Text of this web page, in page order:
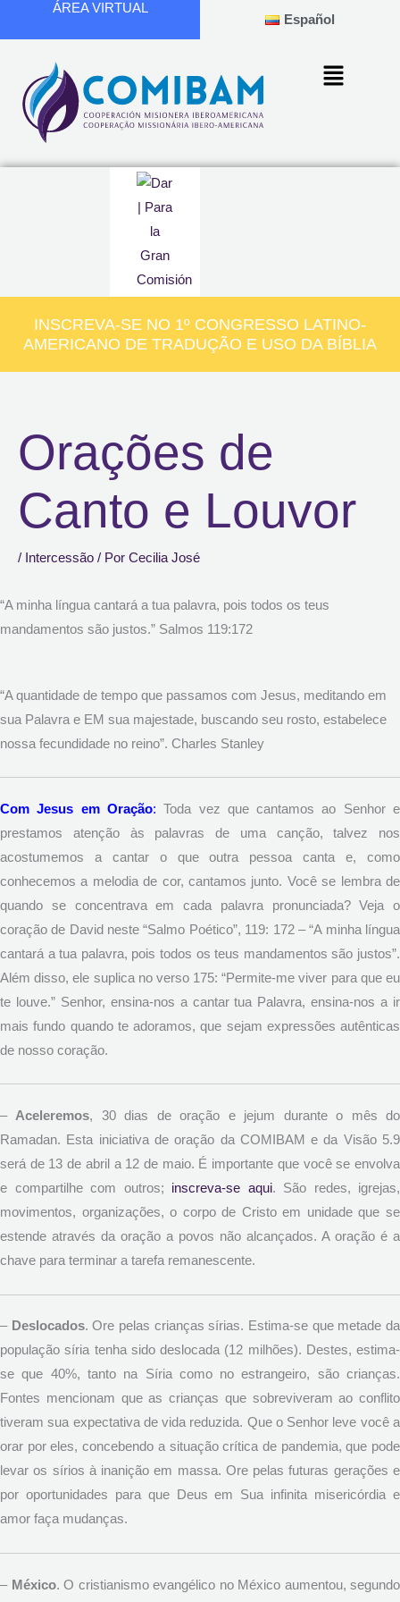
conteúdo
ÁREA VIRTUAL
Español
INSCREVA-SE NO 1º CONGRESSO LATINO-
AMERICANO DE TRADUÇÃO E USO DA BÍBLIA
Orações de
Canto e Louvor
/ Intercessão / Por Cecilia José
“A minha língua cantará a tua palavra, pois todos os teus
mandamentos são justos.” Salmos 119:172
“A quantidade de tempo que passamos com Jesus, meditando em
sua Palavra e EM sua majestade, buscando seu rosto, estabelece
nossa fecundidade no reino”. Charles Stanley
Com Jesus em Oração:Toda vez que cantamos ao Senhor e
prestamos atenção às palavras de uma canção, talvez nos
acostumemos a cantar o que outra pessoa canta e, como
conhecemos a melodia de cor, cantamos junto. Você se lembra de
quando se concentrava em cada palavra pronunciada? Veja o
coração de David neste “Salmo Poético”, 119: 172 – “A minha língua
cantará a tua palavra, pois todos os teus mandamentos são justos”.
Além disso, ele suplica no verso 175: “Permite-me viver para que eu
te louve.” Senhor, ensina-nos a cantar tua Palavra, ensina-nos a ir
mais fundo quando te adoramos, que sejam expressões autênticas
de nosso coração.
– Aceleremos, 30 dias de oração e jejum durante o mês do
Ramadan. Esta iniciativa de oração da COMIBAM e da Visão 5.9
será de 13 de abril a 12 de maio. É importante que você se envolva
e compartilhe com outros; inscreva-se aqui. São redes, igrejas,
movimentos, organizações, o corpo de Cristo em unidade que se
estende através da oração a povos não alcançados. A oração é a
chave para terminar a tarefa remanescente.
– Deslocados. Ore pelas crianças sírias. Estima-se que metade da
população síria tenha sido deslocada (12 milhões). Destes, estima-
se que 40%, tanto na Síria como no estrangeiro, são crianças.
Fontes mencionam que as crianças que sobreviveram ao conflito
tiveram sua expectativa de vida reduzida. Que o Senhor leve você a
orar por eles, concebendo a situação crítica de pandemia, que pode
levar os sírios à inanição em massa. Ore pelas futuras gerações e
por oportunidades para que Deus em Sua infinita misericórdia e
amor faça mudanças.
– México. O cristianismo evangélico no México aumentou, segundo